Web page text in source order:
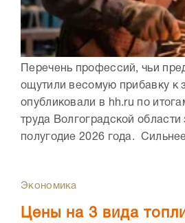
Перечень профессий, чьи
ощутили весомую прибавку к
опубликовали в hh.ru по
труда Волгоградской области
полугодие 2026 года.
Экономика
Цены на 3 вида